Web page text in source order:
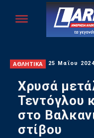
ΑΘΛΗΤΙΚΑ 25 Μαΐου
Χρυσά
Τεντόγλου
στο
στίβου